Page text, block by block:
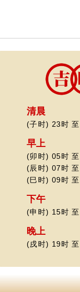
清晨
(子时) 23时
早上
(卯时) 05时
(辰时) 07时
(巳时) 09时
下午
(申时) 15时
晚上
(戌时) 19时